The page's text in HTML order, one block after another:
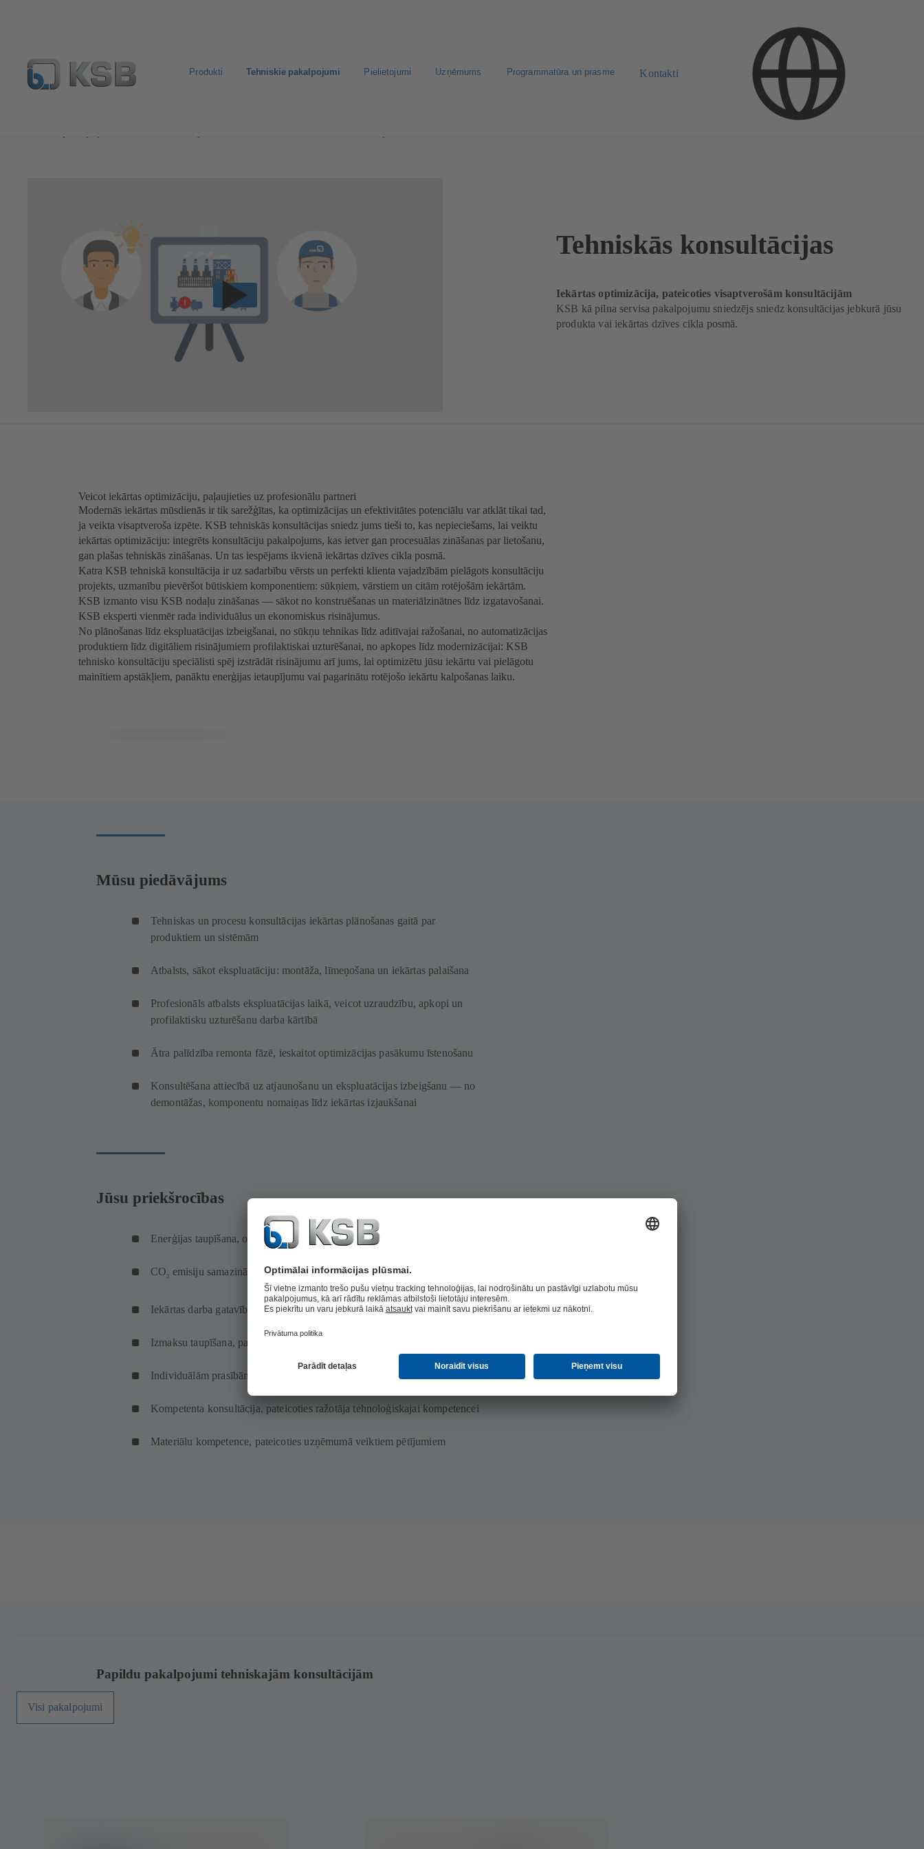
Produkti Tehniskie pakalpojumi Pielietojumi Uzņēmums Programmatūra un prasme Kontakti
Tehniskās konsultācijas
Iekārtas optimizācija, pateicoties visaptverošām konsultācijām
KSB kā pilna servisa pakalpojumu sniedzējs sniedz konsultācijas jebkurā jūsu
produkta vai iekārtas dzīves cikla posmā.
Veicot iekārtas optimizāciju, paļaujieties uz profesionālu partneri
Modernās iekārtas mūsdienās ir tik sarežģītas, ka optimizācijas un efektivitātes potenciālu var atklāt tikai tad,
ja veikta visaptveroša izpēte. KSB tehniskās konsultācijas sniedz jums tieši to, kas nepieciešams, lai veiktu
iekārtas optimizāciju: integrēts konsultāciju pakalpojums, kas ietver gan procesuālas zināšanas par lietošanu,
gan plašas tehniskās zināšanas. Un tas iespējams ikvienā iekārtas dzīves cikla posmā.
Katra KSB tehniskā konsultācija ir uz sadarbību vērsts un perfekti klienta vajadzībām pielāgots konsultāciju
projekts, uzmanību pievēršot būtiskiem komponentiem: sūkņiem, vārstiem un citām rotējošām iekārtām.
KSB izmanto visu KSB nodaļu zināšanas — sākot no konstruēšanas un materiālzinātnes līdz izgatavošanai.
KSB eksperti vienmēr rada individuālus un ekonomiskus risinājumus.
No plānošanas līdz ekspluatācijas izbeigšanai, no sūkņu tehnikas līdz aditīvajai ražošanai, no automatizācijas
produktiem līdz digitāliem risinājumiem profilaktiskai uzturēšanai, no apkopes līdz modernizācijai: KSB
tehnisko konsultāciju speciālisti spēj izstrādāt risinājumu arī jums, lai optimizētu jūsu iekārtu vai pielāgotu
mainītiem apstākļiem, panāktu enerģijas ietaupījumu vai pagarinātu rotējošo iekārtu kalpošanas laiku.
Mūsu piedāvājums
Tehniskas un procesu konsultācijas iekārtas plānošanas gaitā par
produktiem un sistēmām
Atbalsts, sākot ekspluatāciju: montāža, līmeņošana un iekārtas palaišana
Profesionāls atbalsts ekspluatācijas laikā, veicot uzraudzību, apkopi un
profilaktisku uzturēšanu darba kārtībā
Ātra palīdzība remonta fāzē, ieskaitot optimizācijas pasākumu īstenošanu
Konsultēšana attiecībā uz atjaunošanu un ekspluatācijas izbeigšanu — no
demontāžas, komponentu nomaiņas līdz iekārtas izjaukšanai
Jūsu priekšrocības
Enerģijas taupīšana, optimizējot iekārtu
CO2 emisiju samazināšana
Iekārtas darba gatavības uzlabošana ar digitāliem uzraudzības risinājumiem
Izmaksu taupīšana, pateicoties pagarinātam kalpošanas laikam
Individuālām prasībām pielāgoti risinājumi
Kompetenta konsultācija, pateicoties ražotāja tehnoloģiskajai kompetencei
Materiālu kompetence, pateicoties uzņēmumā veiktiem pētījumiem
Papildu pakalpojumi tehniskajām konsultācijām
Visi pakalpojumi